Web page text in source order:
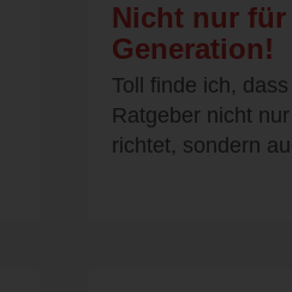
Nicht nur für
Generation!
Toll finde ich,
Ratgeber nicht
richtet, sondern